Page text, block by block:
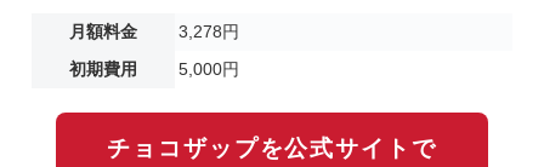
月額料金
3,278円
初期費用
5,000円
チョコザップを公式サイトで